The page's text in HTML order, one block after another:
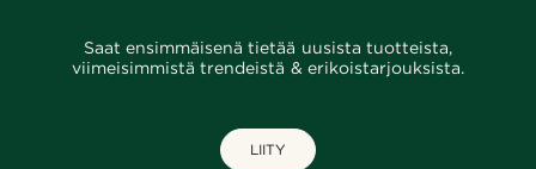
Saat ensimmäisenä tietää uusista tuotteista,
viimeisimmistä trendeistä & erikoistarjouksista.
LIITY